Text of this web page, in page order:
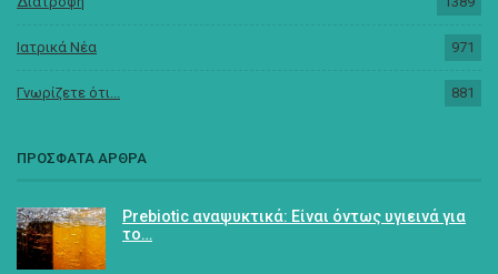
Ιατρικά Νέα 971
Γνωρίζετε ότι... 881
ΠΡΟΣΦΑΤΑ ΑΡΘΡΑ
Prebiotic αναψυκτικά: Είναι όντως υγιεινά για
το…